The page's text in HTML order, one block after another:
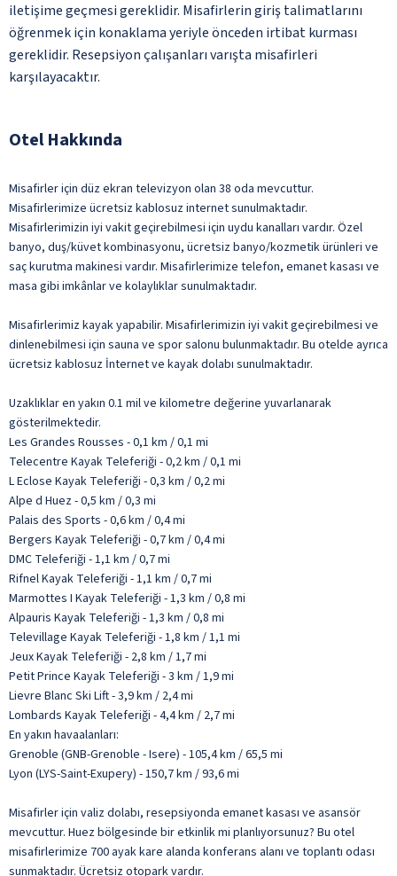
iletişime geçmesi gereklidir. Misafirlerin giriş talimatlarını
öğrenmek için konaklama yeriyle önceden irtibat kurması
gereklidir. Resepsiyon çalışanları varışta misafirleri
karşılayacaktır.
Otel Hakkında
Misafirler için düz ekran televizyon olan 38 oda mevcuttur.
Misafirlerimize ücretsiz kablosuz internet sunulmaktadır.
Misafirlerimizin iyi vakit geçirebilmesi için uydu kanalları vardır. Özel
banyo, duş/küvet kombinasyonu, ücretsiz banyo/kozmetik ürünleri ve
saç kurutma makinesi vardır. Misafirlerimize telefon, emanet kasası ve
masa gibi imkânlar ve kolaylıklar sunulmaktadır.
Misafirlerimiz kayak yapabilir. Misafirlerimizin iyi vakit geçirebilmesi ve
dinlenebilmesi için sauna ve spor salonu bulunmaktadır. Bu otelde ayrıca
ücretsiz kablosuz İnternet ve kayak dolabı sunulmaktadır.
Uzaklıklar en yakın 0.1 mil ve kilometre değerine yuvarlanarak
gösterilmektedir.
Les Grandes Rousses - 0,1 km / 0,1 mi
Telecentre Kayak Teleferiği - 0,2 km / 0,1 mi
L Eclose Kayak Teleferiği - 0,3 km / 0,2 mi
Alpe d Huez - 0,5 km / 0,3 mi
Palais des Sports - 0,6 km / 0,4 mi
Bergers Kayak Teleferiği - 0,7 km / 0,4 mi
DMC Teleferiği - 1,1 km / 0,7 mi
Rifnel Kayak Teleferiği - 1,1 km / 0,7 mi
Marmottes I Kayak Teleferiği - 1,3 km / 0,8 mi
Alpauris Kayak Teleferiği - 1,3 km / 0,8 mi
Televillage Kayak Teleferiği - 1,8 km / 1,1 mi
Jeux Kayak Teleferiği - 2,8 km / 1,7 mi
Petit Prince Kayak Teleferiği - 3 km / 1,9 mi
Lievre Blanc Ski Lift - 3,9 km / 2,4 mi
Lombards Kayak Teleferiği - 4,4 km / 2,7 mi
En yakın havaalanları:
Grenoble (GNB-Grenoble - Isere) - 105,4 km / 65,5 mi
Lyon (LYS-Saint-Exupery) - 150,7 km / 93,6 mi
Misafirler için valiz dolabı, resepsiyonda emanet kasası ve asansör
mevcuttur. Huez bölgesinde bir etkinlik mi planlıyorsunuz? Bu otel
misafirlerimize 700 ayak kare alanda konferans alanı ve toplantı odası
sunmaktadır. Ücretsiz otopark vardır.